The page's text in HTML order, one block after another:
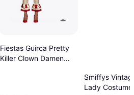
Fiestas Guirca Pretty
Killer Clown Damen
Smiffys
Lady Costume